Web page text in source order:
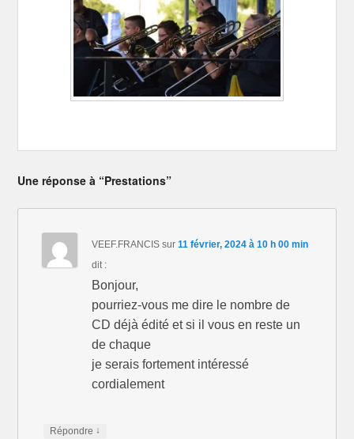
Une réponse à “Prestations”
VEEF.FRANCIS sur11 février, 2024 à 10 h 00 min
dit :
Bonjour,
pourriez-vous me dire le nombre de
CD déjà édité et si il vous en reste un
de chaque
je serais fortement intéressé
cordialement
Répondre ↓